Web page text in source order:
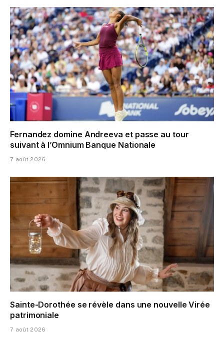
Fernandez domine Andreeva et passe au tour
suivant à l’Omnium Banque Nationale
7 août 2026
Sainte-Dorothée se révèle dans une nouvelle Virée
patrimoniale
7 août 2026